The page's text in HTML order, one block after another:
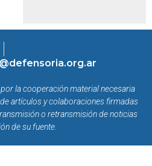
la cooperación material necesaria
artículos y colaboraciones firmadas
o retransmisión de noticias
de su fuente.